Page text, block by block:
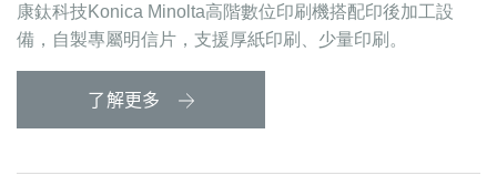
康鈦科技Konica Minolta高階數位印刷機搭配印後加工設
備，自製專屬明信片，支援厚紙印刷、少量印刷。
了解更多